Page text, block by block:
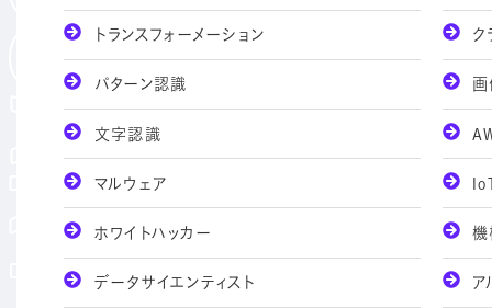
トランスフォーメーション ク
パターン認識
文字認識
マルウェア
ホワイトハッカー 機
データサイエンティスト ア